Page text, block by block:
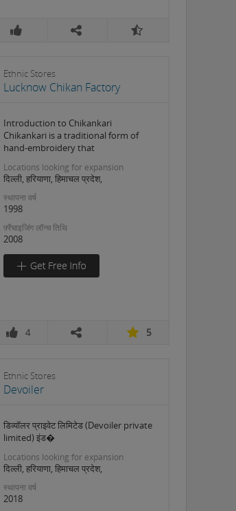
Ethnic Stores
Lucknow Chikan Factory
Introduction to Chikankari
Chikankari is a traditional form of
hand-embroidery that
Locations looking for expansion
दिल्ली, हरियाणा, हिमाचल प्रदेश,
स्थापना वर्ष
1998
फ़्रैंचाइजिंग लॉन्च तिथि
2008
4 5
Ethnic Stores
Devoiler
डिव्यॉलर प्राइवेट लिमिटेड (Devoiler private
limited) इंड�
Locations looking for expansion
दिल्ली, हरियाणा, हिमाचल प्रदेश,
स्थापना वर्ष
2018